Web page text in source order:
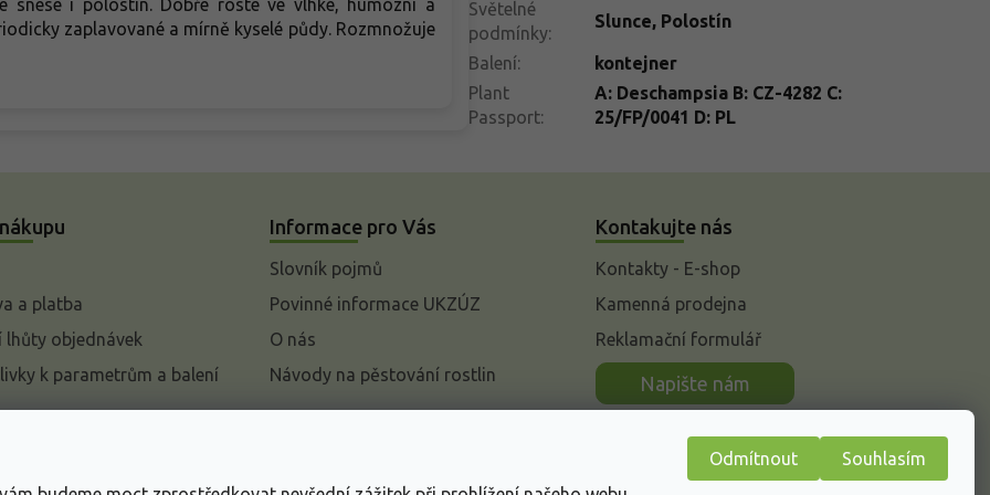
Odmítnout Souhlasím
snese i polostín. Dobře roste ve vlhké, humózní a
zaplavované a mírně kyselé půdy. Rozmnožuje
Světelné
podmínky:
Slunce, Polostín
Balení:
kontejner
Plant
Passport:
A: Deschampsia B: CZ-4282 C:
25/FP/0041 D: PL
a platba
lhůty objednávek
k parametrům a balení
Informace pro Vás
Slovník pojmů
Povinné informace UKZÚZ
O nás
Návody na pěstování rostlin
Kontakujte nás
Kontakty - E-shop
Kamenná prodejna
Reklamační formulář
Napište nám